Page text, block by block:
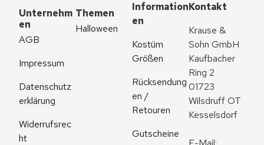
Unternehm
en
AGB
Impressum
Datenschutz
erklärung
Widerrufsrec
ht
Themen
Halloween
Information
en
Kostüm
Größen
Rücksendung
en /
Retouren
Gutscheine
Kontakt
Krause &
Sohn GmbH
Kaufbacher
Ring 2
01723
Wilsdruff OT
Kesselsdorf